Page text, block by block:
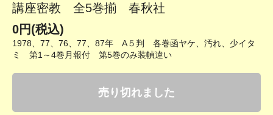
講座密教 全5巻揃 春秋社
0円(税込)
1978、77、76、77、87年 A５判 各巻函ヤケ、汚れ、少イタ
ミ 第1～4巻月報付 第5巻のみ装幀違い
売り切れました